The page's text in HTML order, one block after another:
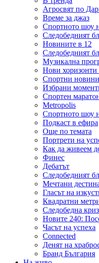
Агросвят по
Време за джаз
Спортното шоу
Следобедният
Новините в 12
Следобедният
Музикална
Нови
Спортни новини
Избрани
Спортен
Metropolis
Спортното шоу
Подкаст в ефира
Още по темата
Портрети на
Как да живеем
Финес
Дебатът
Следобедният
Мечтани
Гласът на
Квадратни
Следобедна
Новите 240:
Часът на успеха
Connected
Денят на
Бранд България